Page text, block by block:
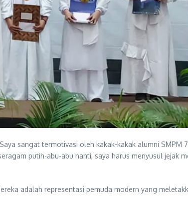
sangat termotivasi oleh kakak-kakak alumni SMPM
putih-abu-abu nanti, saya harus menyusul jejak
adalah representasi pemuda modern yang